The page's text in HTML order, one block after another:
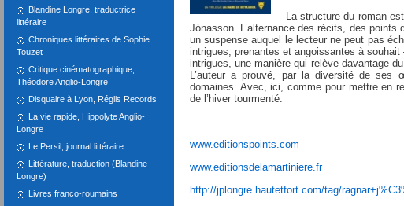
Blandine Longre, traductrice
littéraire
Chroniques littéraires de Sophie
Touzet
Critique cinématographique,
Théodore Anglio-Longre
Disquaire à Lyon, Réglis Records
La vie rapide, Hippolyte Anglio-
Longre
Le Persil, journal littéraire
Littérature, traduction (Blandine
Longre)
Livres franco-roumains
La structure du roman
Jónasson. L’alternance des récits, des
un suspense auquel le lecteur ne peut pas
intrigues, prenantes et angoissantes à
intrigues, une manière qui relève davantage
L’auteur a prouvé, par la diversité de
domaines. Avec, ici, comme pour mettre en
de l’hiver tourmenté.
www.editionspoints.com
www.editionsdelamartiniere.fr
http://jplongre.hautetfort.com/tag/